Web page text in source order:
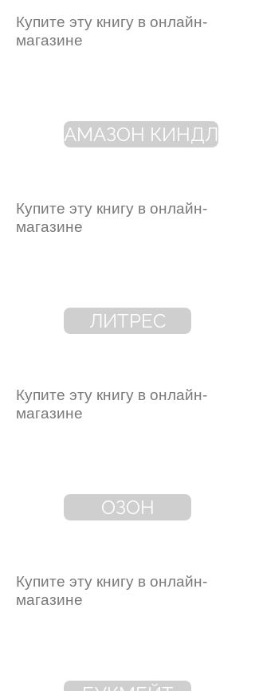
Купите эту книгу в онлайн-
магазине
АМАЗОН КИНДЛ
Купите эту книгу в онлайн-
магазине
ЛИТРЕС
Купите эту книгу в онлайн-
магазине
ОЗОН
Купите эту книгу в онлайн-
магазине